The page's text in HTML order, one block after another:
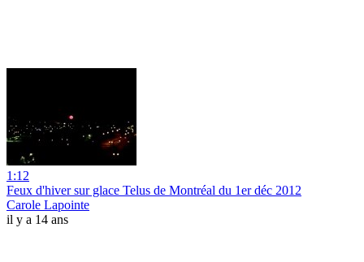
1:12
Feux d'hiver sur glace Telus de Montréal du 1er déc 2012
Carole Lapointe
il y a 14 ans